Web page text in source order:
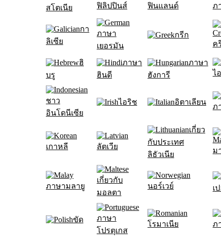
สโตเนีย
ฟิลิปปินส์ ฟินแลนด์ ภ
กา
ลิเซีย
ภาษา
เยอรมัน
กรีก
ค
ฮิ
บรู
ภาษา
ฮินดี
ภาษา
ฮังการี
ไ
ชาว
อินโดนีเซีย
ไอริช อิตาเลียน
ภ
เกาหลี ลัตเวีย
เกี่ยว
กับประเทศ
ลิธัวเนีย
ม
ภาษามลายู
เกี่ยวกับ
มอลตา
นอร์เวย์ เ
ขัด
ภาษา
โปรตุเกส
โรมาเนีย ภ